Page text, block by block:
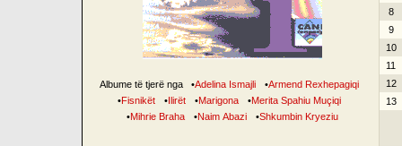
Albume të tjerë nga •Adelina Ismajli •Armend Rexhepagiqi
•Fisnikët •Ilirët •Marigona •Merita Spahiu Muçiqi
•Mihrie Braha •Naim Abazi •Shkumbin Kryeziu
8
9
10
11
12
13